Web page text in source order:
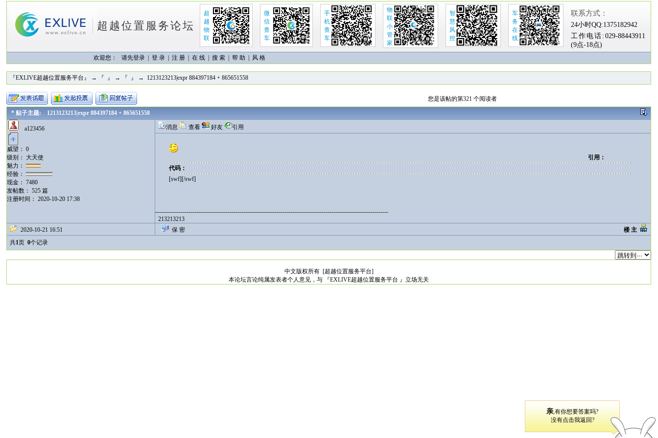
超越位置服务论坛
超
越
物
联
微
信
查
车
手
机
查
车
物
联
小
管
家
智
慧
风
控
车
务
在
线
联系方式：
24小时QQ:1375182942
工作电话:029-88443911
(9点-18点)
欢迎您： 请先登录 | 登 录 注 册 在 线 搜 索 帮 助 | 风 格
『EXLIVE超越位置服务平台』 → 『 』 → 『 』 → 1213123213|expr 884397184 + 865651558
您是该帖的第321 个阅读者
* 贴子主题: 1213123213|expr 884397184 + 865651558
a123456
威望： 0
级别： 大天使
魅力：
经验：
现金： 7480
发帖数： 525 篇
注册时间： 2020-10-20 17:38
消息 查看 好友 引用
引用：
代码：
[swf][/swf]
-----------------------------------------------------------------------------------------------------------------------
213213213
2020-10-21 16:51
保 密
楼 主
共1页0个记录
中文版权所有 [超越位置服务平台]
本论坛言论纯属发表者个人意见，与 『EXLIVE超越位置服务平台 』立场无关
亲,有你想要答案吗?
没有点击我返回?